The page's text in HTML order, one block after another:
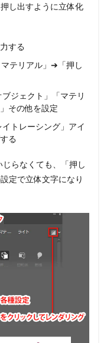
し出すように立体化
する
テリアル」➔「押し
ジェクト」「マテリ
その他を設定
イトレーシング」アイ
る
じらなくても、「押し
定で立体文字になり